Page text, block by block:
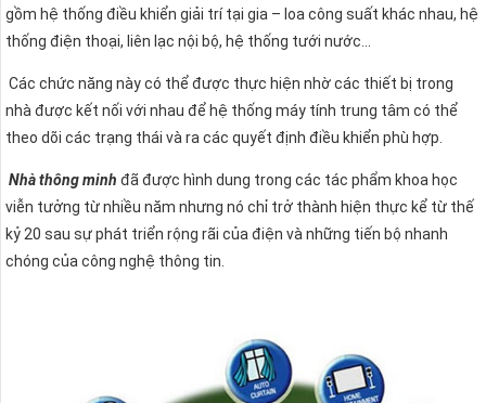
gồm hệ thống điều khiển giải trí tại gia – loa công suất khác nhau, hệ
thống điện thoại, liên lạc nội bộ, hệ thống tưới nước…
Các chức năng này có thể được thực hiện nhờ các thiết bị trong
nhà được kết nối với nhau để hệ thống máy tính trung tâm có thể
theo dõi các trạng thái và ra các quyết định điều khiển phù hợp.
Nhà thông minh đã được hình dung trong các tác phẩm khoa học
viễn tưởng từ nhiều năm nhưng nó chỉ trở thành hiện thực kể từ thế
kỷ 20 sau sự phát triển rộng rãi của điện và những tiến bộ nhanh
chóng của công nghệ thông tin.